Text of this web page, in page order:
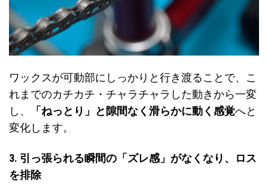
ワックスが可動部にしっかりと行き渡ることで、こ
れまでのカチカチ・チャラチャラした動きから一変
し、
「ねっとり」と隙間なく滑らかに動く感覚へと
変化します。
3. 引っ張られる瞬間の「ズレ感」がなくなり、ロス
を排除